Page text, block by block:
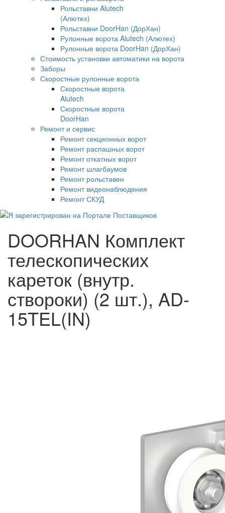
Рольставни Alutech
(Алютех)
Рольставни DoorHan (ДорХан)
Рулонные ворота Alutech (Алютех)
Рулонные ворота DoorHan (ДорХан)
Стоимость установки автоматики на ворота
Заборы
Скоростные рулонные ворота
Скоростные ворота
Alutech
Скоростные ворота
DoorHan
Ремонт и сервис
Ремонт секционных ворот
Ремонт распашных ворот
Ремонт откатных ворот
Ремонт шлагбаумов
Ремонт рольставен
Ремонт видеонаблюдения
Ремонт СКУД
DOORHAN Комплект
телескопических
кареток (внутр.
створоки) (2 шт.), AD-
15TEL(IN)